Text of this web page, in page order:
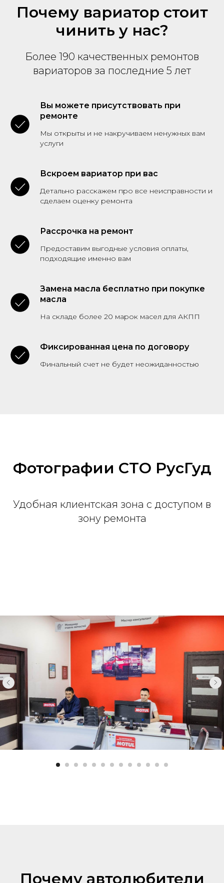
Почему вариатор стоит
чинить у нас?
Более 190 качественных ремонтов
вариаторов за последние 5 лет
Вы можете присутствовать при
ремонте
Мы открыты и не накручиваем ненужных вам
услуги
Вскроем вариатор при вас
Детально расскажем про все неисправности и
сделаем оценку ремонта
Рассрочка на ремонт
Предоставим выгодные условия оплаты,
подходящие именно вам
Замена масла бесплатно при покупке
масла
На складе более 20 марок масел для АКПП
Фиксированная цена по договору
Финальный счет не будет неожиданностью
Фотографии СТО РусГуд
Удобная клиентская зона с доступом в
зону ремонта
Почему автолюбители